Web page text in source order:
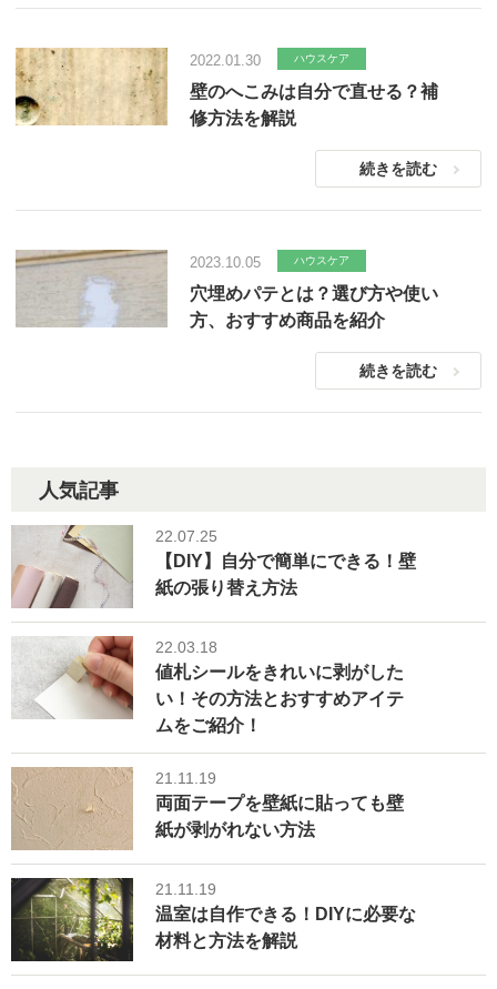
2022.01.30 ハウスケア
壁のへこみは自分で直せる？補
修方法を解説
続きを読む
2023.10.05 ハウスケア
穴埋めパテとは？選び方や使い
方、おすすめ商品を紹介
続きを読む
人気記事
22.07.25
【DIY】自分で簡単にできる！壁
紙の張り替え方法
22.03.18
値札シールをきれいに剥がした
い！その方法とおすすめアイテ
ムをご紹介！
21.11.19
両面テープを壁紙に貼っても壁
紙が剥がれない方法
21.11.19
温室は自作できる！DIYに必要な
材料と方法を解説